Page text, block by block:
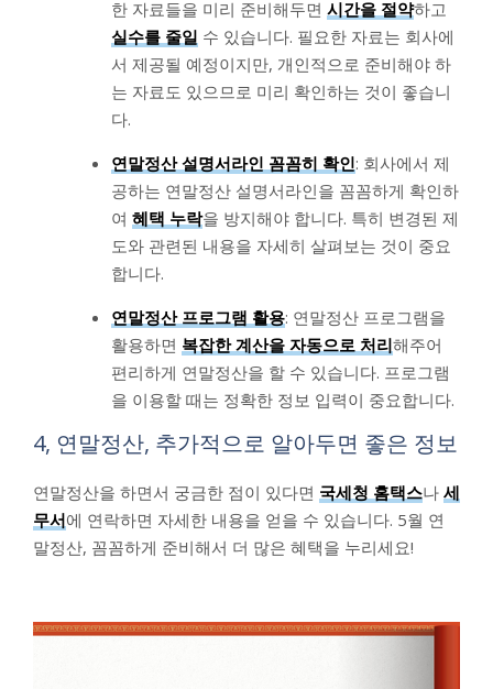
한 자료들을 미리 준비해두면 시간을 절약하고
실수를 줄일 수 있습니다. 필요한 자료는 회사에
서 제공될 예정이지만, 개인적으로 준비해야 하
는 자료도 있으므로 미리 확인하는 것이 좋습니
다.
연말정산 설명서라인 꼼꼼히 확인: 회사에서 제
공하는 연말정산 설명서라인을 꼼꼼하게 확인하
여 혜택 누락을 방지해야 합니다. 특히 변경된 제
도와 관련된 내용을 자세히 살펴보는 것이 중요
합니다.
연말정산 프로그램 활용: 연말정산 프로그램을
활용하면 복잡한 계산을 자동으로 처리해주어
편리하게 연말정산을 할 수 있습니다. 프로그램
을 이용할 때는 정확한 정보 입력이 중요합니다.
4, 연말정산, 추가적으로 알아두면 좋은 정보
연말정산을 하면서 궁금한 점이 있다면 국세청 홈택스나 세
무서에 연락하면 자세한 내용을 얻을 수 있습니다. 5월 연
말정산, 꼼꼼하게 준비해서 더 많은 혜택을 누리세요!